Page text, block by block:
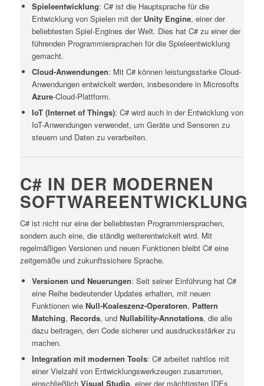
Spieleentwicklung: C# ist die Hauptsprache für die
Entwicklung von Spielen mit der Unity Engine, einer der
beliebtesten Spiel-Engines der Welt. Dies hat C# zu einer der
führenden Programmiersprachen für die Spieleentwicklung
gemacht.
Cloud-Anwendungen: Mit C# können leistungsstarke Cloud-
Anwendungen entwickelt werden, insbesondere in Microsofts
Azure-Cloud-Plattform.
IoT (Internet of Things): C# wird auch in der Entwicklung von
IoT-Anwendungen verwendet, um Geräte und Sensoren zu
steuern und Daten zu verarbeiten.
C# IN DER MODERNEN
SOFTWAREENTWICKLUNG
C# ist nicht nur eine der beliebtesten Programmiersprachen,
sondern auch eine, die ständig weiterentwickelt wird. Mit
regelmäßigen Versionen und neuen Funktionen bleibt C# eine
zeitgemäße und zukunftssichere Sprache.
Versionen und Neuerungen: Seit seiner Einführung hat C#
eine Reihe bedeutender Updates erhalten, mit neuen
Funktionen wie Null-Koaleszenz-Operatoren, Pattern
Matching, Records, und Nullability-Annotations, die alle
dazu beitragen, den Code sicherer und ausdrucksstärker zu
machen.
Integration mit modernen Tools: C# arbeitet nahtlos mit
einer Vielzahl von Entwicklungswerkzeugen zusammen,
einschließlich Visual Studio, einer der mächtigsten IDEs